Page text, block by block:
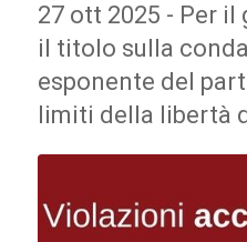
27 ott 2025 - Per
il titolo sulla
esponente del
limiti della libertà